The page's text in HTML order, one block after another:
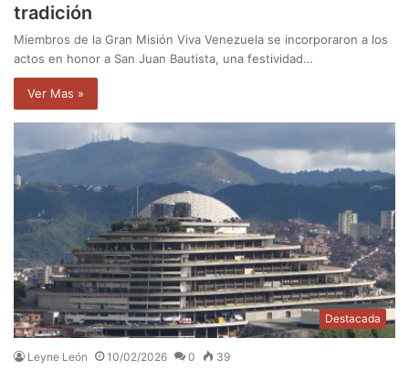
tradición
Miembros de la Gran Misión Viva Venezuela se incorporaron a los
actos en honor a San Juan Bautista, una festividad…
Ver Mas »
Destacada
Leyne León 10/02/2026 0 39